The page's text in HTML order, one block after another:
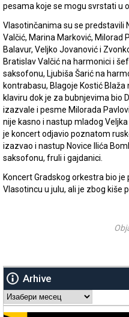
pesama koje se mogu svrstati u
Vlasotinčanima su se predstavili
Valčić, Marina Marković, Milorad
Balavur, Veljko Jovanović i
Bratislav Valčić na harmonici i
saksofonu, Ljubiša Šarić na
kontrabasu, Blagoje Kostić
klaviru dok je za bubnjevima bio
izazvale i pesme Milorada
nije kasno i nastup mladog
je koncert odjavio poznatom
izazvao i nastup Novice Ilića
saksofonu, fruli i gajdanici.
Koncert Gradskog orkestra bio
Vlasotincu u julu, ali je zbog kiše
Arhive
Arhive